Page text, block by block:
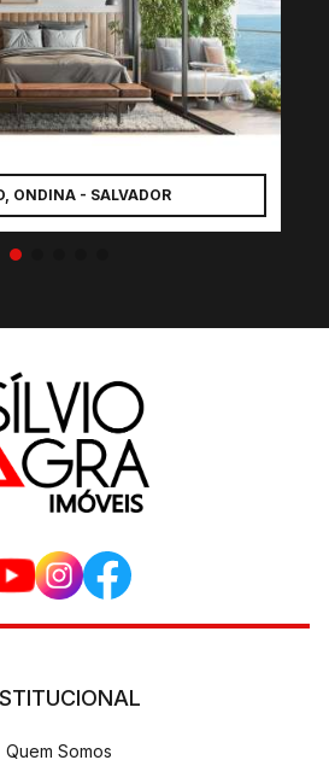
ONDINA - SALVADOR
Quem Somos